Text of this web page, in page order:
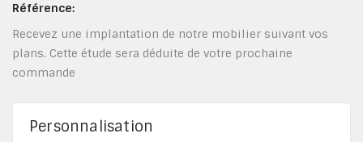
Référence:
Recevez une implantation de notre mobilier suivant vos
plans. Cette étude sera déduite de votre prochaine
commande
Personnalisation